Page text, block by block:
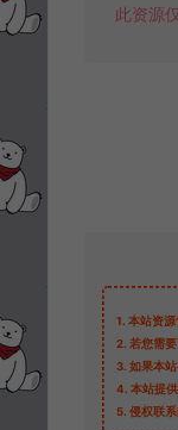
此资源
1. 本站资源
2. 若您需
3. 如果本
4. 本站提
5. 侵权联